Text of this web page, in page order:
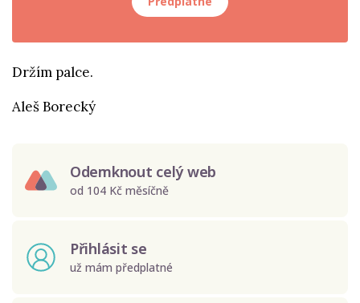
Držím palce.
Aleš Borecký
Odemknout celý web
od 104 Kč měsíčně
Přihlásit se
už mám předplatné